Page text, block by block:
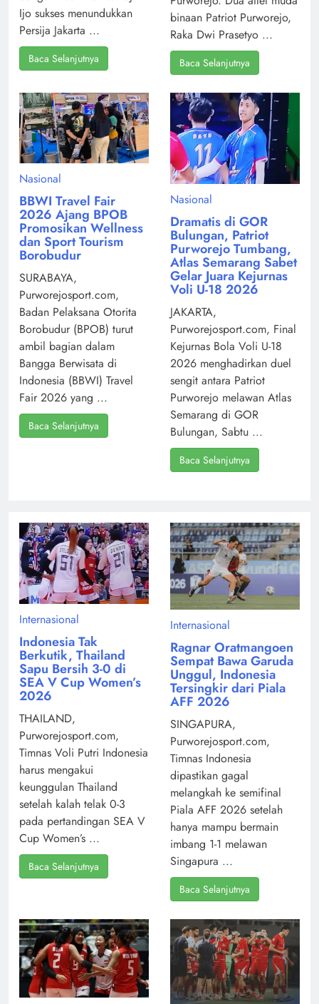
Ijo sukses menundukkan
Persija Jakarta ...
Baca Selanjutnya
binaan Patriot Purworejo,
Raka Dwi Prasetyo ...
Baca Selanjutnya
Nasional
BBWI Travel Fair
2026 Ajang BPOB
Promosikan Wellness
dan Sport Tourism
Borobudur
SURABAYA,
Purworejosport.com,
Badan Pelaksana Otorita
Borobudur (BPOB) turut
ambil bagian dalam
Bangga Berwisata di
Indonesia (BBWI) Travel
Fair 2026 yang ...
Baca Selanjutnya
Nasional
Dramatis di GOR
Bulungan, Patriot
Purworejo Tumbang,
Atlas Semarang Sabet
Gelar Juara Kejurnas
Voli U-18 2026
JAKARTA,
Purworejosport.com, Final
Kejurnas Bola Voli U-18
2026 menghadirkan duel
sengit antara Patriot
Purworejo melawan Atlas
Semarang di GOR
Bulungan, Sabtu ...
Baca Selanjutnya
Internasional
Indonesia Tak
Berkutik, Thailand
Sapu Bersih 3-0 di
SEA V Cup Women’s
2026
THAILAND,
Purworejosport.com,
Timnas Voli Putri Indonesia
harus mengakui
keunggulan Thailand
setelah kalah telak 0-3
pada pertandingan SEA V
Cup Women’s ...
Baca Selanjutnya
Internasional
Ragnar Oratmangoen
Sempat Bawa Garuda
Unggul, Indonesia
Tersingkir dari Piala
AFF 2026
SINGAPURA,
Purworejosport.com,
Timnas Indonesia
dipastikan gagal
melangkah ke semifinal
Piala AFF 2026 setelah
hanya mampu bermain
imbang 1-1 melawan
Singapura ...
Baca Selanjutnya